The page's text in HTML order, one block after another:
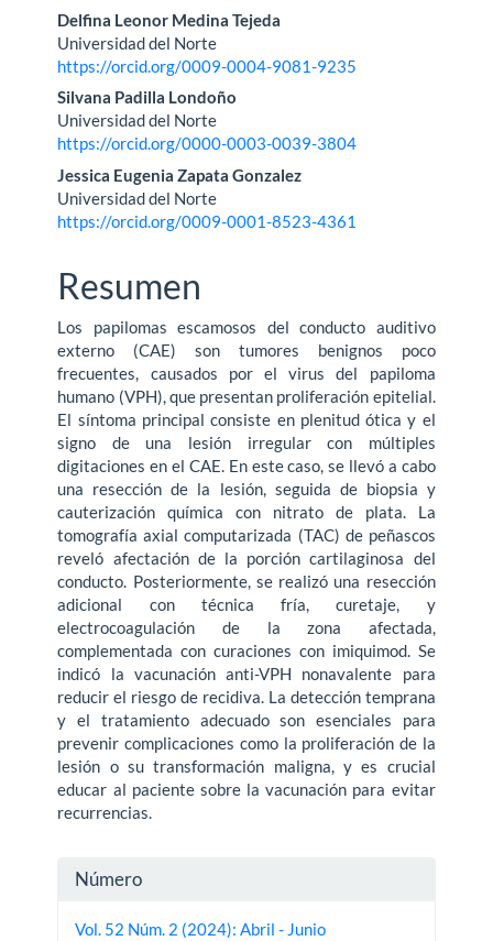
Delfina Leonor Medina Tejeda
Universidad del Norte
https://orcid.org/0009-0004-9081-9235
Silvana Padilla Londoño
Universidad del Norte
https://orcid.org/0000-0003-0039-3804
Jessica Eugenia Zapata Gonzalez
Universidad del Norte
https://orcid.org/0009-0001-8523-4361
Resumen
Los papilomas escamosos del conducto auditivo
externo (CAE) son tumores benignos poco
frecuentes, causados por el virus del papiloma
humano (VPH), que presentan proliferación epitelial.
El síntoma principal consiste en plenitud ótica y el
signo de una lesión irregular con múltiples
digitaciones en el CAE. En este caso, se llevó a cabo
una resección de la lesión, seguida de biopsia y
cauterización química con nitrato de plata. La
tomografía axial computarizada (TAC) de peñascos
reveló afectación de la porción cartilaginosa del
conducto. Posteriormente, se realizó una resección
adicional con técnica fría, curetaje, y
electrocoagulación de la zona afectada,
complementada con curaciones con imiquimod. Se
indicó la vacunación anti-VPH nonavalente para
reducir el riesgo de recidiva. La detección temprana
y el tratamiento adecuado son esenciales para
prevenir complicaciones como la proliferación de la
lesión o su transformación maligna, y es crucial
educar al paciente sobre la vacunación para evitar
recurrencias.
Detalles
del
Número
Vol. 52 Núm. 2 (2024): Abril - Junio